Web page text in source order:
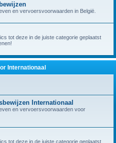
en vervoersvoorwaarden in België.
tot deze in de juiste categorie geplaatst
Internationaal
Internationaal
en vervoersvoorwaarden voor
tot deze in de juiste categorie geplaatst